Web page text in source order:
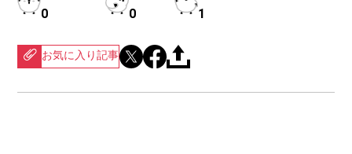
0 0 1
お気に入り記事